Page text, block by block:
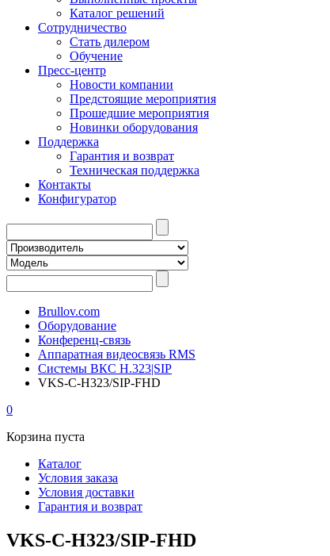
Каталог решений
Сотрудничество
Стать дилером
Обучение
Пресс-центр
Новости компании
Предстоящие мероприятия
Прошедшие мероприятия
Новинки оборудования
Поддержка
Гарантия и возврат
Техническая поддержка
Контакты
Конфигуратор
Brullov.com
Оборудование
Конференц-связь
Аппаратная видеосвязь RMS
Системы ВКС H.323|SIP
VKS-С-H323/SIP-FHD
0
Корзина пуста
Каталог
Условия заказа
Условия доставки
Гарантия и возврат
VKS-С-H323/SIP-FHD